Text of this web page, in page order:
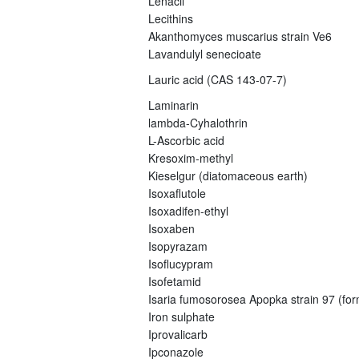
Lecithins
Akanthomyces muscarius strain Ve6
Lavandulyl senecioate
Lauric acid (CAS 143-07-7)
Laminarin
lambda-Cyhalothrin
L-Ascorbic acid
Kresoxim-methyl
Kieselgur (diatomaceous earth)
Isoxaflutole
Isoxadifen-ethyl
Isoxaben
Isopyrazam
Isoflucypram
Isofetamid
Isaria fumosorosea Apopka strain 97
Iron sulphate
Iprovalicarb
Ipconazole